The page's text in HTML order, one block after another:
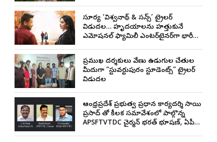
సూర్య ‘విశ్వనాథ్ & సన్స్’ ట్రైలర్
విడుదల… హృదయాలను హత్తుకునే
ఎమోషనల్ ఫ్యామిలీ ఎంటర్‌టైనర్‌గా భారీ
ప్రముఖ దర్శకులు వేణు ఉడుగుల చేతుల
మీదుగా “స్టువర్టుపురం స్టూడెంట్స్” ట్రైలర్
విడుదల
ఆంధ్రప్రదేశ్ ప్రభుత్వ ప్రధాన కార్యదర్శి సాయి
ప్రసాద్ తో కీలక సమావేశంలో పాల్గొన్న
APSFTVTDC చైర్మన్ భరత్ భూషణ్, ఏపీ